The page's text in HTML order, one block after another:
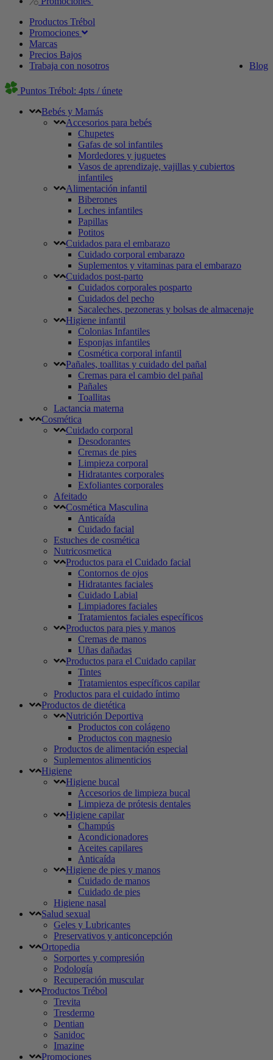
Productos Trébol
Promociones
Marcas
Precios Bajos
Blog
Trabaja con nosotros
Puntos Trébol: 4pts / únete
Bebés y Mamás
Accesorios para bebés
Chupetes
Gafas de sol infantiles
Mordedores y juguetes
Vasos de aprendizaje, vajillas y cubiertos
infantiles
Alimentación infantil
Biberones
Leches infantiles
Papillas
Potitos
Cuidados para el embarazo
Cuidado corporal embarazo
Suplementos y vitaminas para el embarazo
Cuidados post-parto
Cuidados corporales posparto
Cuidados del pecho
Sacaleches, pezoneras y bolsas de almacenaje
Higiene infantil
Colonias Infantiles
Esponjas infantiles
Cosmética corporal infantil
Pañales, toallitas y cuidado del pañal
Cremas para el cambio del pañal
Pañales
Toallitas
Lactancia materna
Cosmética
Cuidado corporal
Desodorantes
Cremas de pies
Limpieza corporal
Hidratantes corporales
Exfoliantes corporales
Afeitado
Cosmética Masculina
Anticaída
Cuidado facial
Estuches de cosmética
Nutricosmetica
Productos para el Cuidado facial
Contornos de ojos
Hidratantes faciales
Cuidado Labial
Limpiadores faciales
Tratamientos faciales específicos
Productos para pies y manos
Cremas de manos
Uñas dañadas
Productos para el Cuidado capilar
Tintes
Tratamientos específicos capilar
Productos para el cuidado íntimo
Productos de dietética
Nutrición Deportiva
Productos con colágeno
Productos con magnesio
Productos de alimentación especial
Suplementos alimenticios
Higiene
Higiene bucal
Accesorios de limpieza bucal
Limpieza de prótesis dentales
Higiene capilar
Champús
Acondicionadores
Aceites capilares
Anticaída
Higiene de pies y manos
Cuidado de manos
Cuidado de pies
Higiene nasal
Salud sexual
Geles y Lubricantes
Preservativos y anticoncepción
Ortopedia
Sorportes y compresión
Podología
Recuperación muscular
Productos Trébol
Trevita
Tresdermo
Dentian
Sanidoc
Imazine
Promociones